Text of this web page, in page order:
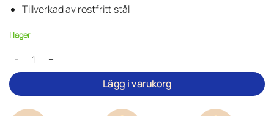
Tillverkad av rostfritt stål
I lager
Hushållspappershållare – Självhäftande mängd
Lägg i varukorg